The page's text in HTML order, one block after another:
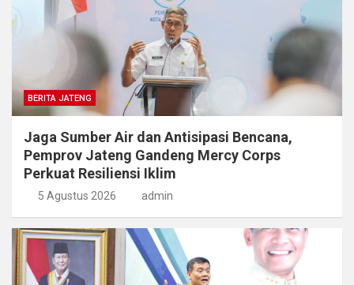
BERITA JATENG
Jaga Sumber Air dan Antisipasi Bencana,
Pemprov Jateng Gandeng Mercy Corps
Perkuat Resiliensi Iklim
5 Agustus 2026 admin